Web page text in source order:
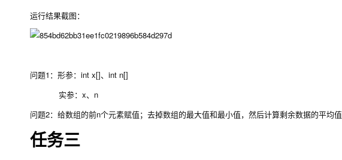
运行结果截图：
问题1：形参：int x[]、int n[]
实参：x、n
问题2：给数组的前n个元素赋值；去掉数组的最大值和最小值，然后计算剩余数据的平均值
任务三